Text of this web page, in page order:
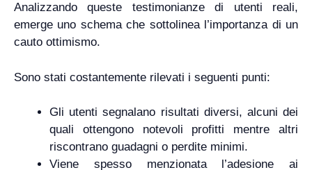
Analizzando queste testimonianze di utenti reali,
emerge uno schema che sottolinea l’importanza di un
cauto ottimismo.
Sono stati costantemente rilevati i seguenti punti:
Gli utenti segnalano risultati diversi, alcuni dei
quali ottengono notevoli profitti mentre altri
riscontrano guadagni o perdite minimi.
Viene spesso menzionata l’adesione ai